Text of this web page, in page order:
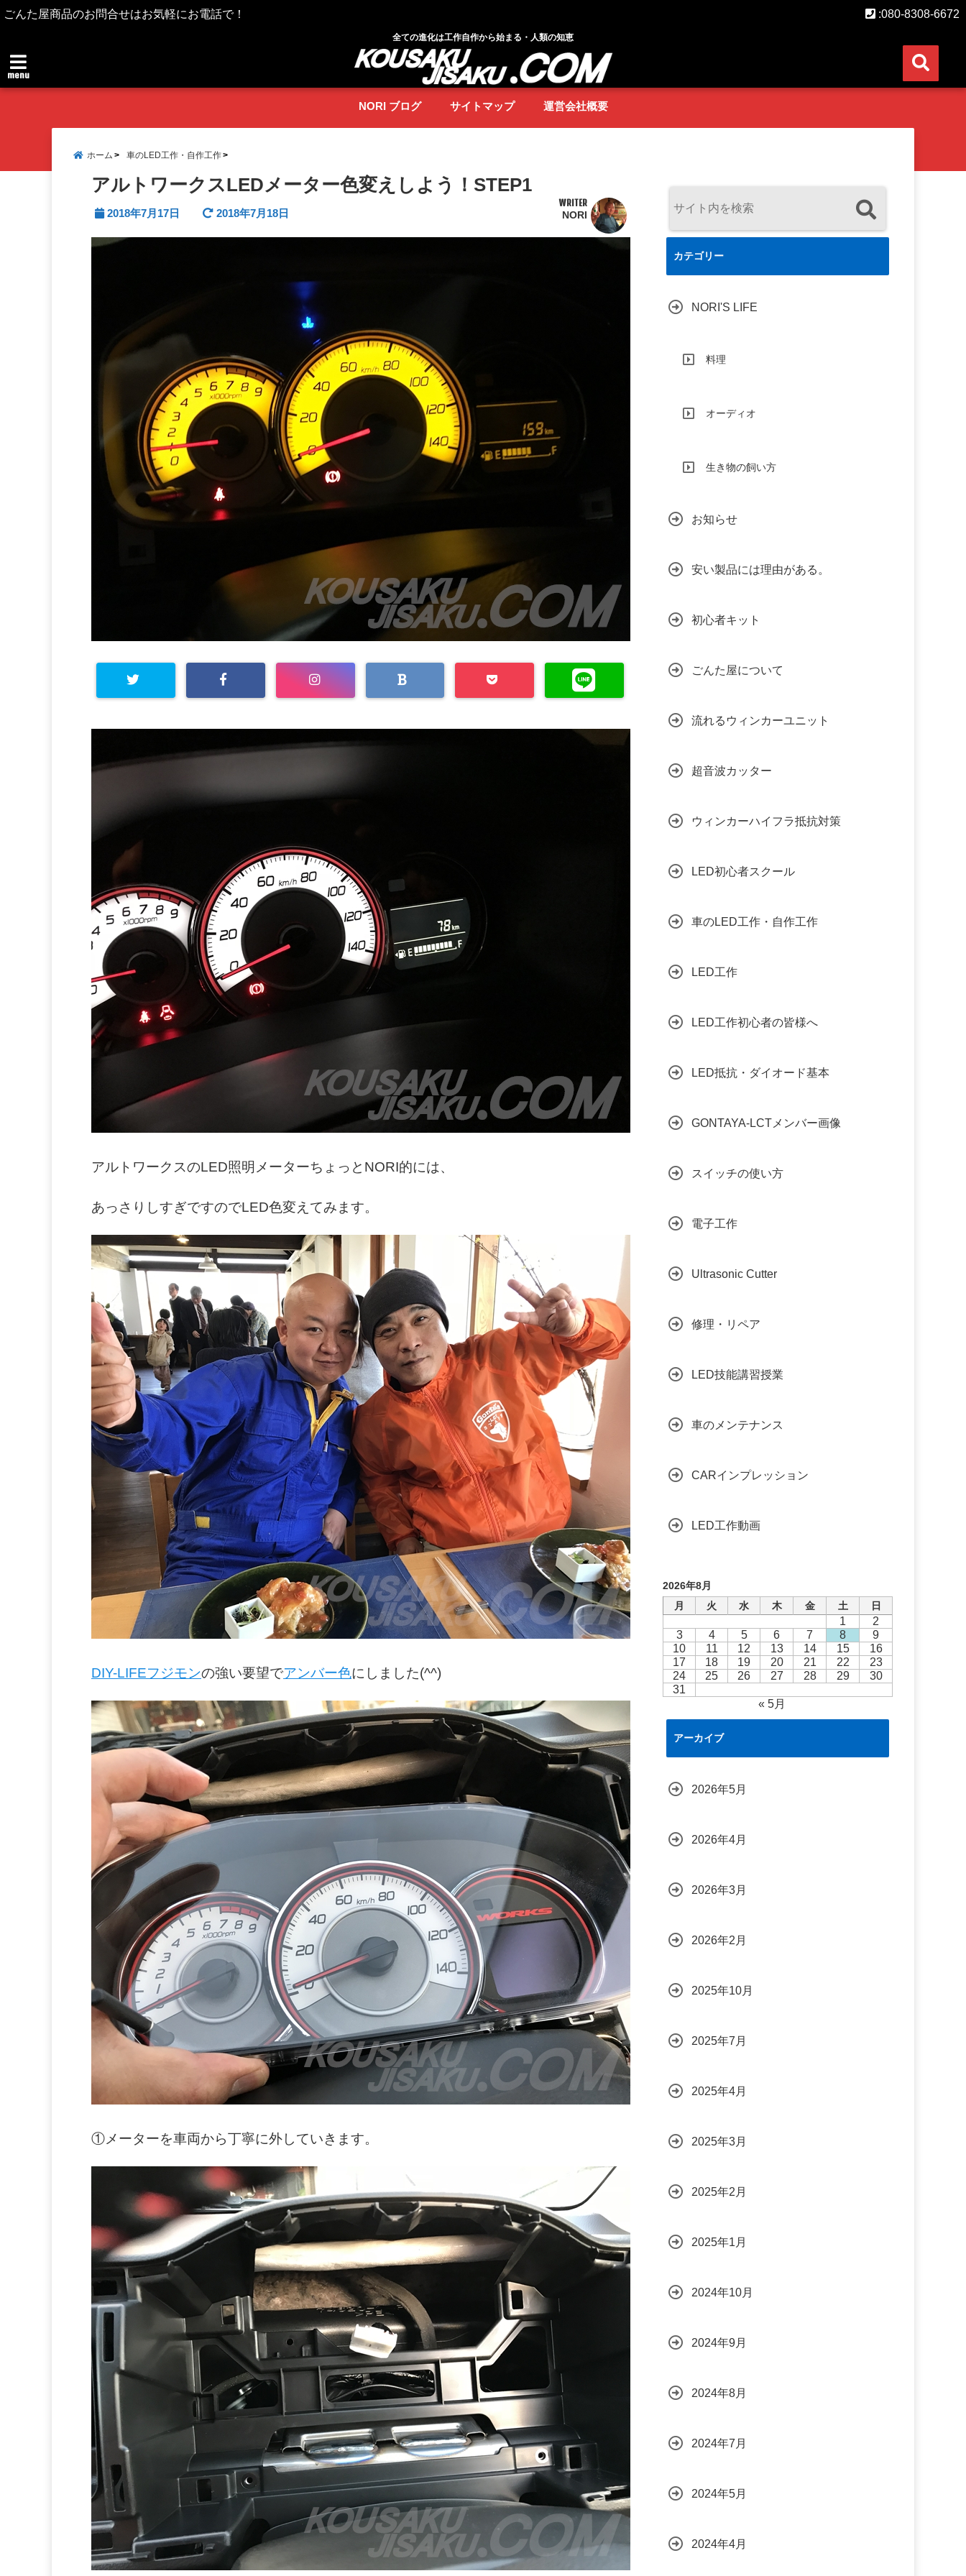
ごんた屋商品のお問合せはお気軽にお電話で！ :080-8308-6672
全ての進化は工作自作から始まる・人類の知恵
menu
NORI ブログ サイトマップ 運営会社概要
ホーム 車のLED工作・自作工作
アルトワークスLEDメーター色変えしよう！STEP1
2018年7月17日 2018年7月18日
WRITER
NORI
アルトワークスのLED照明メーターちょっとNORI的には、
あっさりしすぎですのでLED色変えてみます。
DIY-LIFEフジモンの強い要望でアンバー色にしました(^^)
①メーターを車両から丁寧に外していきます。
カテゴリー
NORI'S LIFE
料理
オーディオ
生き物の飼い方
お知らせ
安い製品には理由がある。
初心者キット
ごんた屋について
流れるウィンカーユニット
超音波カッター
ウィンカーハイフラ抵抗対策
LED初心者スクール
車のLED工作・自作工作
LED工作
LED工作初心者の皆様へ
LED抵抗・ダイオード基本
GONTAYA-LCTメンバー画像
スイッチの使い方
電子工作
Ultrasonic Cutter
修理・リペア
LED技能講習授業
車のメンテナンス
CARインプレッション
LED工作動画
2026年8月
月
火 水 木 金 土 日
1
2
3
4 5 6 7 8
9
10
11 12 13 14 15
16
17
18 19 20 21 22
23
24
25 26 27 28 29
30
31
« 5月
アーカイブ
2026年5月
2026年4月
2026年3月
2026年2月
2025年10月
2025年7月
2025年4月
2025年3月
2025年2月
2025年1月
2024年10月
2024年9月
2024年8月
2024年7月
2024年5月
2024年4月